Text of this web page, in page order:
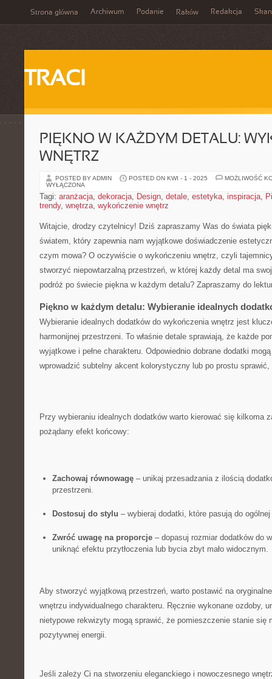
Strona główna Archiwum Podanie Raków Redakcja
TRACI
PIĘKNO W KAŻDYM DETALU:
WNĘTRZ
POSTED BY ADMIN POSTED ON KWI - 1 - 2025
MOŻLIWOŚĆ
WYŁĄCZONA
Tagi: aranżacja, dekoracja, Design, detale, estetyka, inspiracja,
trendy, wnętrza, wykończenie wnętrz
Witajcie, drodzy czytelnicy! Dziś zapraszamy Was do świata
światem,⁣ który zapewnia nam wyjątkowe doświadczenie
czym mowa? O oczywiście⁣ o wykończeniu wnętrz, czyli
stworzyć niepowtarzalną przestrzeń, w której każdy detal ⁢ma
podróż po świecie piękna w każdym detalu?‌ Zapraszamy do
Piękno w każdym detalu: Wybieranie idealnych
Wybieranie idealnych dodatków do wykończenia wnętrz jest
harmonijnej przestrzeni. To właśnie detale sprawiają, że każde
wyjątkowe i pełne charakteru. Odpowiednio dobrane dodatki
wprowadzić subtelny akcent kolorystyczny lub po prostu
Przy wybieraniu idealnych dodatków warto kierować się ⁣kilkoma
pożądany‌ efekt końcowy:
Zachowaj⁢ równowagę– unikaj przesadzania z ilością
przestrzeni.
Dostosuj do stylu – wybieraj dodatki, które pasują do
Zwróć uwagę na proporcje– dopasuj rozmiar dodatków do
uniknąć efektu przytłoczenia lub bycia zbyt mało widocznym.
Aby stworzyć wyjątkową‍ przestrzeń, warto postawić na
wnętrzu indywidualnego charakteru. Ręcznie wykonane ozdoby,
⁢nietypowe rekwizyty mogą sprawić, ‌że pomieszczenie stanie się⁢
pozytywnej energii.
Jeśli zależy Ci na stworzeniu eleganckiego i nowoczesnego